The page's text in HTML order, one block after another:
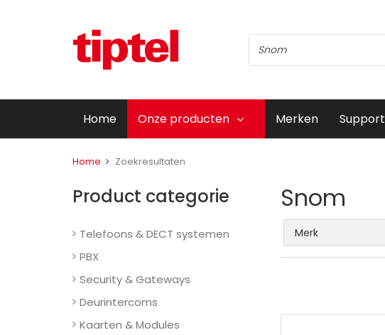
Home Onze producten Merken Support
Home Zoekresultaten
Product categorie
Telefoons & DECT systemen
PBX
Security & Gateways
Deurintercoms
Kaarten & Modules
Snom
Merk